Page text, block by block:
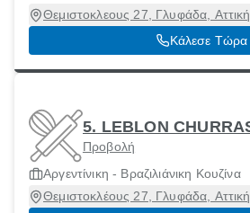
Θεμιστοκλεους 27, Γλυφάδα,
Κάλεσε Τώρα
5. LEBLON
Προβολή
Αργεντίνικη - Βραζιλιάνικη Κουζίνα
Θεμιστοκλέους 27, Γλυφάδα,